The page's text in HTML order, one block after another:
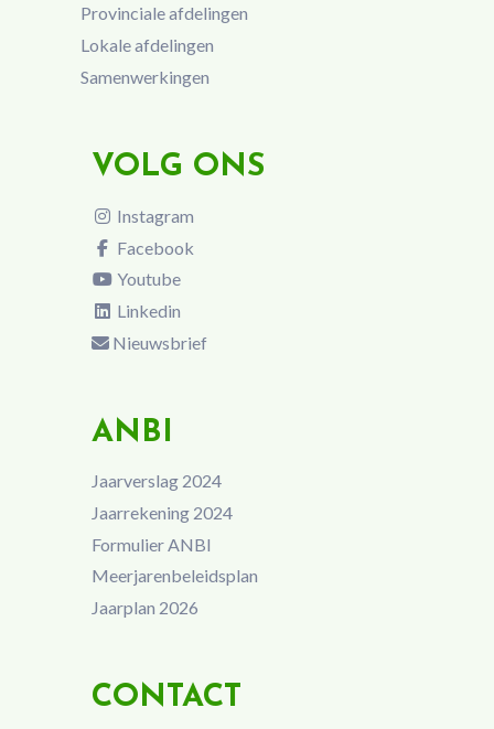
Provinciale afdelingen
Lokale afdelingen
Samenwerkingen
VOLG ONS
Instagram
Facebook
Youtube
Linkedin
Nieuwsbrief
ANBI
Jaarverslag 2024
Jaarrekening 2024
Formulier ANBI
Meerjarenbeleidsplan
Jaarplan 2026
CONTACT